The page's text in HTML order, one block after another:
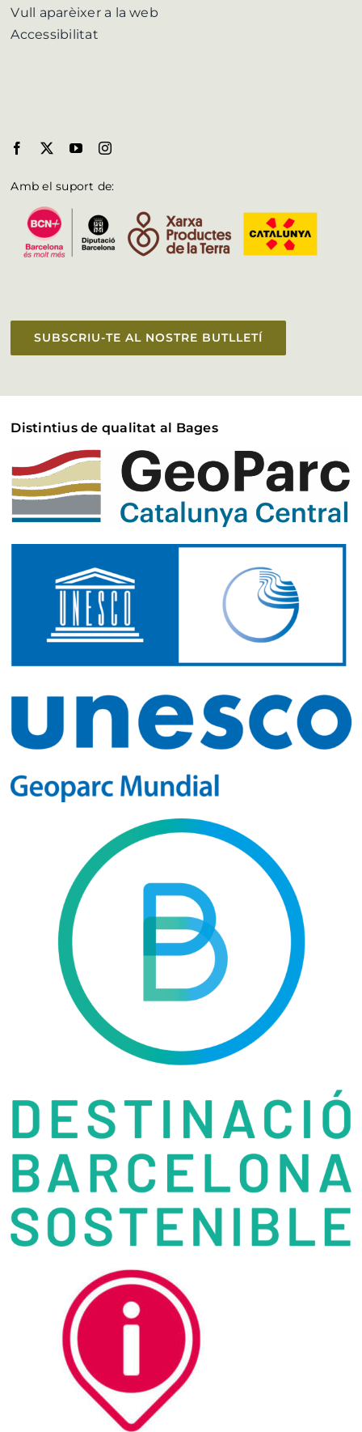
Vull aparèixer a la web
Accessibilitat
Amb el suport de:
SUBSCRIU-TE AL NOSTRE BUTLLETÍ
Distintius de qualitat al Bages